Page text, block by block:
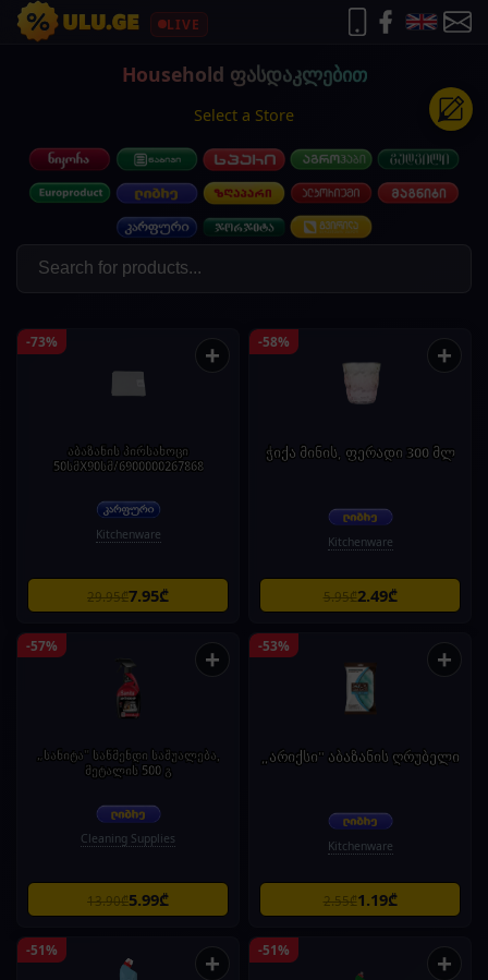
LIVE
Household ფასდაკლებით
Select a Store
-73% +
აბაზანის პირსახოცი
50სმX90სმ/6900000267868
Kitchenware
29.95₾7.95₾
-58% +
ჭიქა მინის, ფერადი 300 მლ
Kitchenware
5.95₾2.49₾
-57% +
„სანიტა" საწმენდი საშუალება,
მეტალის 500 გ
Cleaning Supplies
13.90₾5.99₾
-53% +
„არიქსი" აბაზანის ღრუბელი
Kitchenware
2.55₾1.19₾
-51% + -51% +